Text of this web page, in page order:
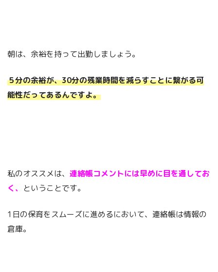
朝は、余裕を持って出勤しましょう。
５分の余裕が、30分の残業時間を減らすことに繋がる可
能性だってあるんですよ。
私のオススメは、 連絡帳コメントには早めに目を通してお
く、 ということです。
1日の保育をスムーズに進めるにおいて、連絡帳は情報の
倉庫。